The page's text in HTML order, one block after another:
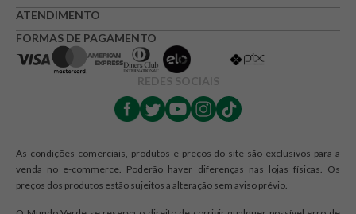
Escrever avaliação
ENVIAR AVALIAÇÃO
ATENDIMENTO
FORMAS DE PAGAMENTO
REDES SOCIAIS
As condições comerciais, produtos e preços do site são exclusivos para a
venda no e-commerce. Poderão haver diferenças nas lojas físicas. Os
preços dos produtos estão sujeitos a alteração sem aviso prévio.